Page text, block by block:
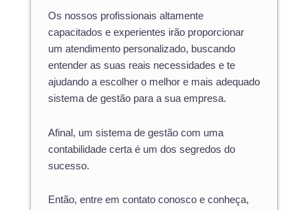
Os nossos profissionais altamente
capacitados e experientes irão proporcionar
um atendimento personalizado, buscando
entender as suas reais necessidades e te
ajudando a escolher o melhor e mais adequado
sistema de gestão para a sua empresa.
Afinal, um sistema de gestão com uma
contabilidade certa é um dos segredos do
sucesso.
Então, entre em contato conosco e conheça,